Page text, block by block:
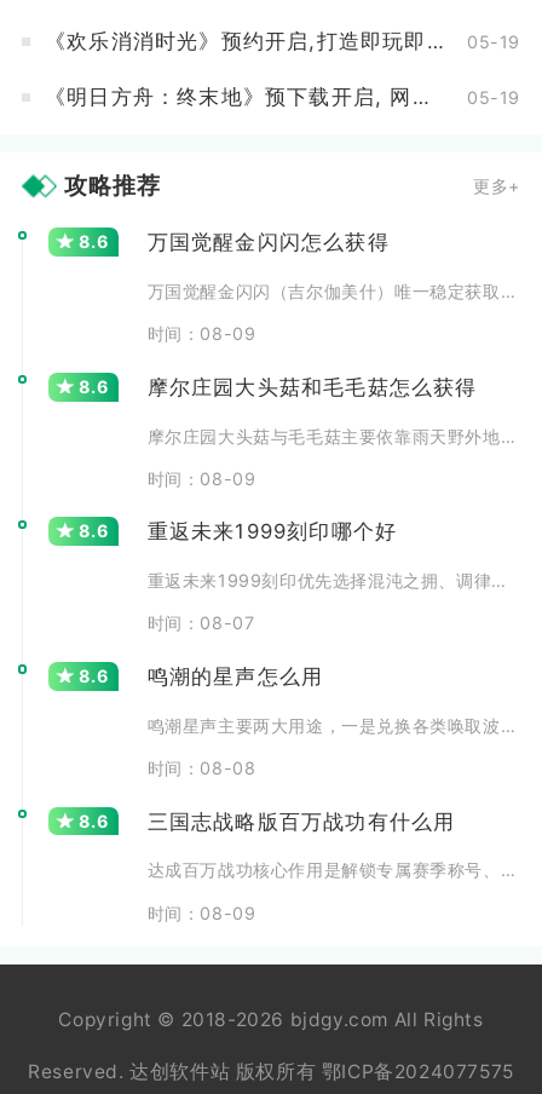
《欢乐消消时光》预约开启,打造即玩即收藏的“多海岛旅行纪录片” 05-19
《明日方舟：终末地》预下载开启, 网易云游戏免下载不占内存 05-19
攻略推荐 更多+
8.6 万国觉醒金闪闪怎么获得
万国觉醒金闪闪（吉尔伽美什）唯一稳定获取渠道为统帅专属幸
时间：08-09
8.6 摩尔庄园大头菇和毛毛菇怎么获得
摩尔庄园大头菇与毛毛菇主要依靠雨天野外地图采集获取，大头
时间：08-09
8.6 重返未来1999刻印哪个好
重返未来1999刻印优先选择混沌之拥、调律零、逆位之裁三
时间：08-07
8.6 鸣潮的星声怎么用
鸣潮星声主要两大用途，一是兑换各类唤取波纹参与角色与武器
时间：08-08
8.6 三国志战略版百万战功有什么用
达成百万战功核心作用是解锁专属赛季称号、拿到高额赛季功勋
时间：08-09
Copyright © 2018-2026 bjdgy.com All Rights
Reserved. 达创软件站 版权所有 鄂ICP备2024077575